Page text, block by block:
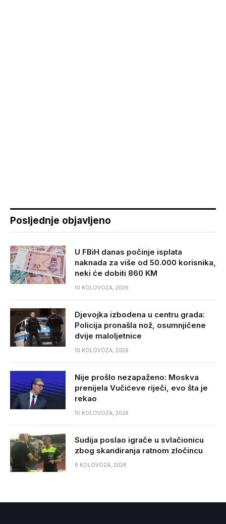
Posljednje objavljeno
U FBiH danas počinje isplata
naknada za više od 50.000 korisnika,
neki će dobiti 860 KM
10 KOLOVOZA, 2026
Djevojka izbodena u centru grada:
Policija pronašla nož, osumnjičene
dvije maloljetnice
10 KOLOVOZA, 2026
Nije prošlo nezapaženo: Moskva
prenijela Vučićeve riječi, evo šta je
rekao
10 KOLOVOZA, 2026
Sudija poslao igrače u svlačionicu
zbog skandiranja ratnom zločincu
9 KOLOVOZA, 2026